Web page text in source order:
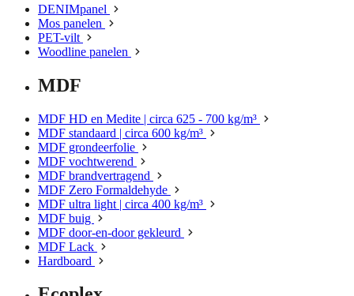
DENIMpanel
Mos panelen
PET-vilt
Woodline panelen
MDF
MDF HD en Medite | circa 625 - 700 kg/m³
MDF standaard | circa 600 kg/m³
MDF grondeerfolie
MDF vochtwerend
MDF brandvertragend
MDF Zero Formaldehyde
MDF ultra light | circa 400 kg/m³
MDF buig
MDF door-en-door gekleurd
MDF Lack
Hardboard